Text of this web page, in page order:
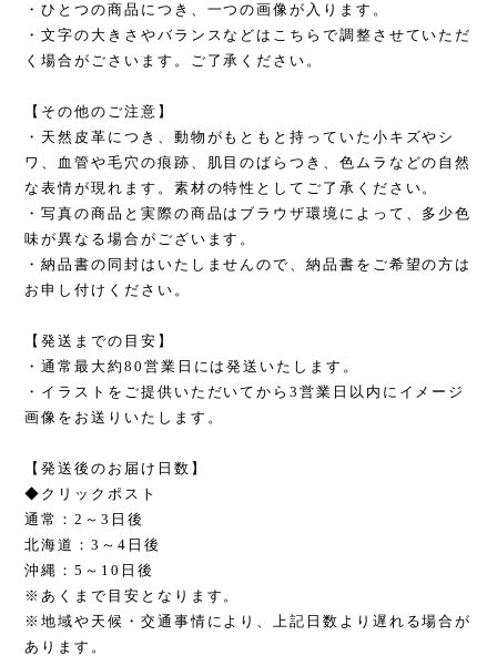
・ひとつの商品につき、一つの画像が入ります。
・文字の大きさやバランスなどはこちらで調整させていただ
く場合がごさいます。ご了承ください。
【その他のご注意】
・天然皮革につき、動物がもともと持っていた小キズやシ
ワ、血管や毛穴の痕跡、肌目のばらつき、色ムラなどの自然
な表情が現れます。素材の特性としてご了承ください。
・写真の商品と実際の商品はブラウザ環境によって、多少色
味が異なる場合がございます。
・納品書の同封はいたしませんので、納品書をご希望の方は
お申し付けください。
【発送までの目安】
・通常最大約80営業日には発送いたします。
・イラストをご提供いただいてから3営業日以内にイメージ
画像をお送りいたします。
【発送後のお届け日数】
◆クリックポスト
通常：2～3日後
北海道：3～4日後
沖縄：5～10日後
※あくまで目安となります。
※地域や天候・交通事情により、上記日数より遅れる場合が
あります。